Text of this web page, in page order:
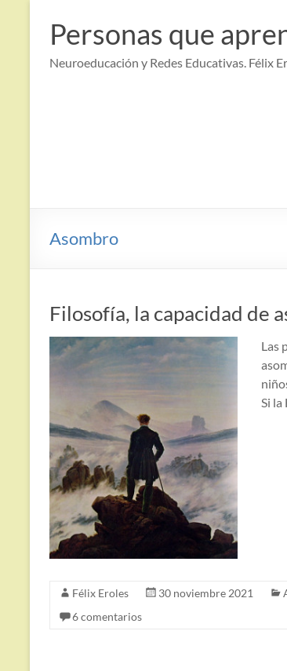
contenido
Personas que
Neuroeducación y Redes Educativas. Félix
Asombro
Filosofía, la capacidad de
Las
Si
Félix Eroles 30 noviembre 2021
6 comentarios